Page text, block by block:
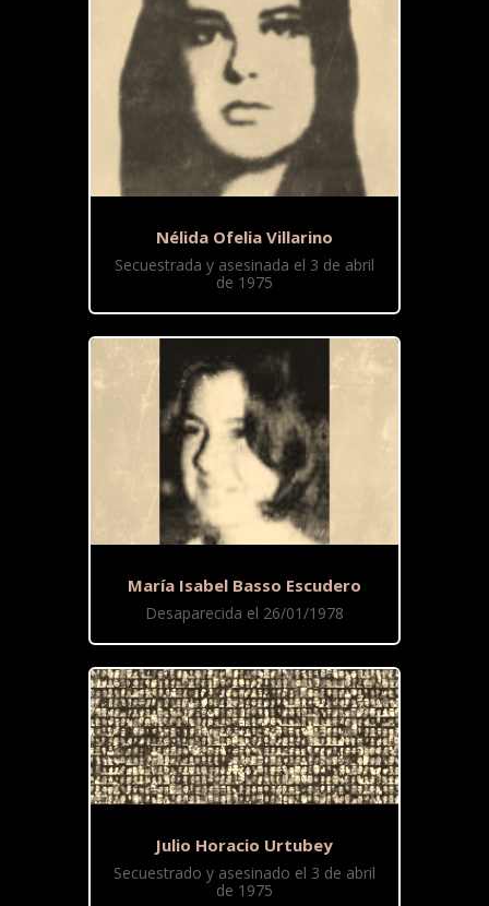
Nélida Ofelia Villarino
Secuestrada y asesinada el 3 de abril
de 1975
María Isabel Basso Escudero
Desaparecida el 26/01/1978
Julio Horacio Urtubey
Secuestrado y asesinado el 3 de abril
de 1975